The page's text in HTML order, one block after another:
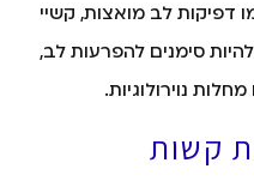
דפיקות לב מואצות, קשיי
סימנים להפרעות לב,
נוירולוגיות.
קשות